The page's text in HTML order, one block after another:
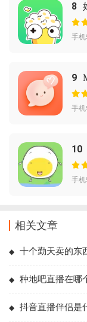
8
手机
9
手机
10
手机
相关文章
十个勤天卖的东
种地吧直播在哪
抖音直播伴侣是